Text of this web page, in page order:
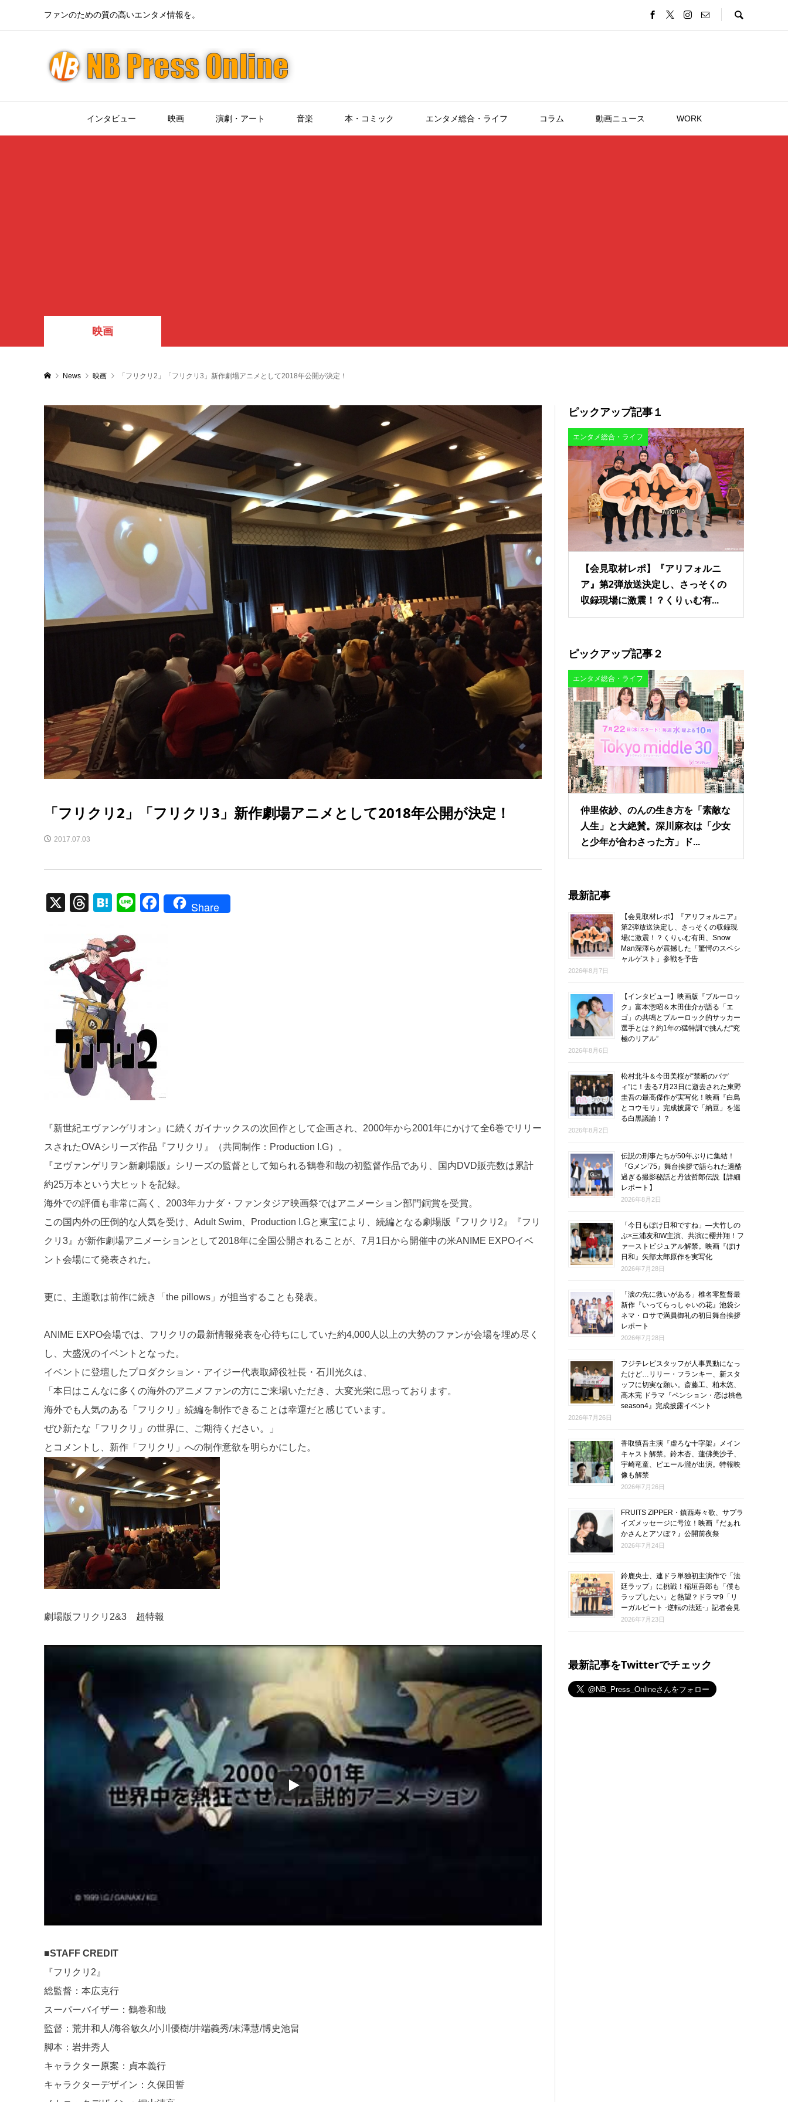
ファンのための質の高いエンタメ情報を。
インタビュー 映画 演劇・アート 音楽 本・コミック エンタメ総合・ライフ コラム 動画ニュース WORK
映画
News 映画 「フリクリ2」「フリクリ3」新作劇場アニメとして2018年公開が決定！
「フリクリ2」「フリクリ3」新作劇場アニメとして2018年公開が決定！
2017.07.03
X
T
e
a
d
s
H
e
n
a
Li
e
F
Share
『新世紀エヴァンゲリオン』に続くガイナックスの次回作として企画され、2000年から2001年にかけて全6巻でリリー
スされたOVAシリーズ作品『フリクリ』（共同制作：Production I.G）。
『ヱヴァンゲリヲン新劇場版』シリーズの監督として知られる鶴巻和哉の初監督作品であり、国内DVD販売数は累計
約25万本という大ヒットを記録。
海外での評価も非常に高く、2003年カナダ・ファンタジア映画祭ではアニメーション部門銅賞を受賞。
この国内外の圧倒的な人気を受け、Adult Swim、Production I.Gと東宝により、続編となる劇場版『フリクリ2』『フリ
クリ3』が新作劇場アニメーションとして2018年に全国公開されることが、7月1日から開催中の米ANIME EXPOイベ
ント会場にて発表された。
更に、主題歌は前作に続き「the pillows」が担当することも発表。
ANIME EXPO会場では、フリクリの最新情報発表を心待ちにしていた約4,000人以上の大勢のファンが会場を埋め尽く
し、大盛況のイベントとなった。
イベントに登壇したプロダクション・アイジー代表取締役社長・石川光久は、
「本日はこんなに多くの海外のアニメファンの方にご来場いただき、大変光栄に思っております。
海外でも人気のある「フリクリ」続編を制作できることは幸運だと感じています。
ぜひ新たな「フリクリ」の世界に、ご期待ください。」
とコメントし、新作「フリクリ」への制作意欲を明らかにした。
劇場版フリクリ2&3 超特報
■STAFF CREDIT
『フリクリ2』
総監督：本広克行
スーパーバイザー：鶴巻和哉
監督：荒井和人/海谷敏久/小川優樹/井端義秀/末澤慧/博史池畠
脚本：岩井秀人
キャラクター原案：貞本義行
キャラクターデザイン：久保田誓
ピックアップ記事１
エンタメ総合・ライフ
【会見取材レポ】『アリフォルニ
ア』第2弾放送決定し、さっそくの
収録現場に激震！？くりぃむ有...
ピックアップ記事２
エンタメ総合・ライフ
仲里依紗、のんの生き方を「素敵な
人生」と大絶賛。深川麻衣は「少女
と少年が合わさった方」ド...
最新記事
【会見取材レポ】『アリフォルニア』
第2弾放送決定し、さっそくの収録現
場に激震！？くりぃむ有田、Snow
Man深澤らが震撼した「驚愕のスペシ
ャルゲスト」参戦を予告
2026年8月7日
【インタビュー】映画版『ブルーロッ
ク』富本惣昭＆木田佳介が語る「エ
ゴ」の共鳴とブルーロック的サッカー
選手とは？約1年の猛特訓で挑んだ“究
極のリアル”
2026年8月6日
松村北斗＆今田美桜が“禁断のバデ
ィ”に！去る7月23日に逝去された東野
圭吾の最高傑作が実写化！映画『白鳥
とコウモリ』完成披露で「納豆」を巡
る白黒議論！？
2026年8月2日
伝説の刑事たちが50年ぶりに集結！
『Gメン’75』舞台挨拶で語られた過酷
過ぎる撮影秘話と丹波哲郎伝説【詳細
レポート】
2026年8月2日
「今日もぼけ日和ですね」―大竹しの
ぶ×三浦友和W主演、共演に櫻井翔！フ
ァーストビジュアル解禁。映画『ぼけ
日和』矢部太郎原作を実写化
2026年7月28日
「涙の先に救いがある」椎名零監督最
新作『いってらっしゃいの花』池袋シ
ネマ・ロサで満員御礼の初日舞台挨拶
レポート
2026年7月28日
フジテレビスタッフが人事異動になっ
たけど…リリー・フランキー、新スタ
ッフに切実な願い。斎藤工、柏木悠、
高木完 ドラマ『ペンション・恋は桃色
season4』完成披露イベント
2026年7月26日
香取慎吾主演『虚ろな十字架』メイン
キャスト解禁。鈴木杏、蓮佛美沙子、
宇崎竜童、ピエール瀧が出演。特報映
像も解禁
2026年7月26日
FRUITS ZIPPER・鎮西寿々歌、サプラ
イズメッセージに号泣！映画『だぁれ
かさんとアソぼ？』公開前夜祭
2026年7月24日
鈴鹿央士、連ドラ単独初主演作で「法
廷ラップ」に挑戦！稲垣吾郎も「僕も
ラップしたい」と熱望？ドラマ9「リ
ーガルビート -逆転の法廷-」記者会見
2026年7月23日
最新記事をTwitterでチェック